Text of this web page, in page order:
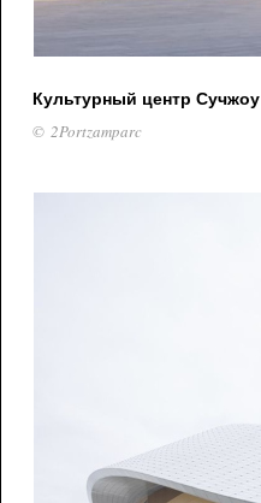
Культурный центр Сучжоу
© 2Portzamparc